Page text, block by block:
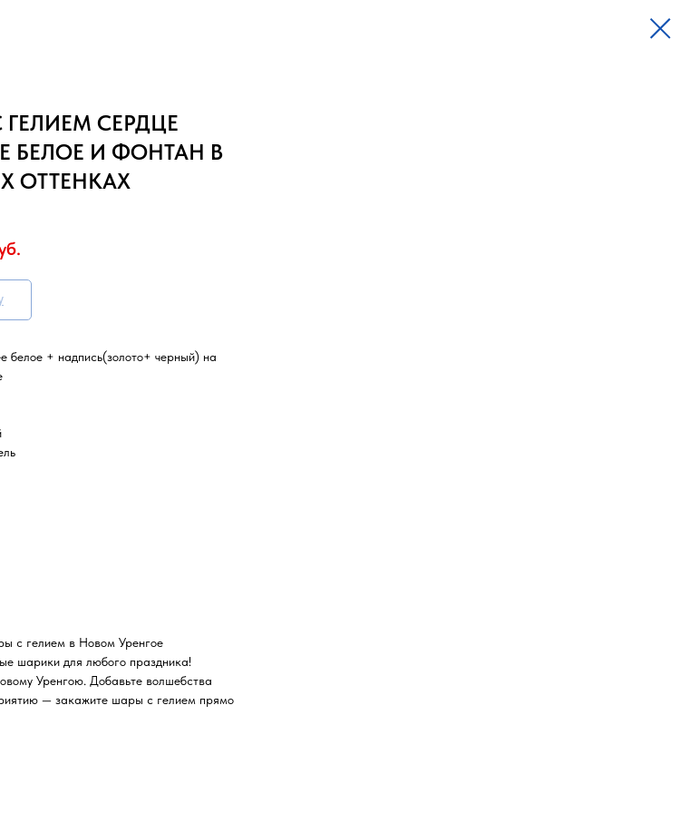
СЕРДЦЕ
БЕЛОЕ И ФОНТАН В
ОТТЕНКАХ
белое + надпись(золото+ черный) на
с гелием в Новом Уренгое
шарики для любого праздника!
Уренгою. Добавьте волшебства
— закажите шары с гелием прямо